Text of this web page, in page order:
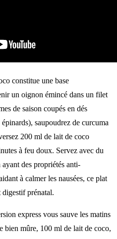
constitue une base
un oignon émincé dans un filet
de saison coupés en dés
saupoudrez de curcuma
200 ml de lait de coco
à feu doux. Servez avec du
des propriétés anti-
à calmer les nausées, ce plat
digestif prénatal.
express vous sauve les matins
bien mûre, 100 ml de lait de coco,